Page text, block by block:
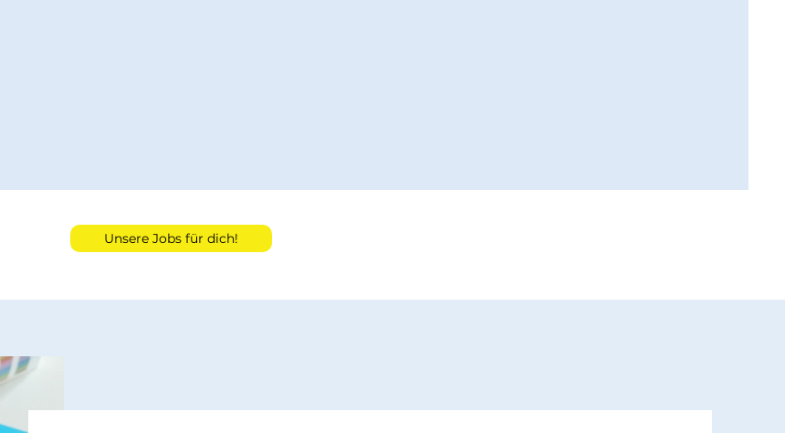
Unsere Jobs für dich!